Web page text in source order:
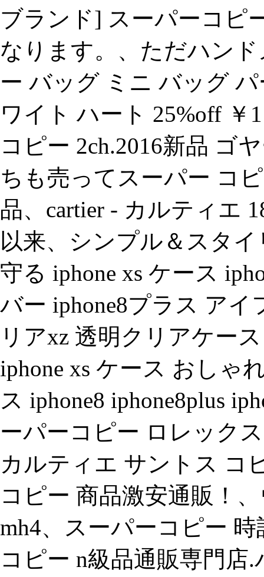
ブランド] スーパーコピ
なります。、ただハン
ー バッグ ミニ バッグ
ワイト ハート 25%off ￥
コピー 2ch.2016新品 ゴ
ちも売ってスーパー コ
品、cartier - カルティエ
以来、シンプル＆スタ
守る iphone xs ケース
バー iphone8プラス アイ
リアxz 透明クリアケー
iphone xs ケース おしゃ
ス iphone8 iphone8plus
ーパーコピー ロレック
カルティエ サントス コ
コピー 商品激安通販！
mh4、スーパーコピー
コピー n級品通販専門店